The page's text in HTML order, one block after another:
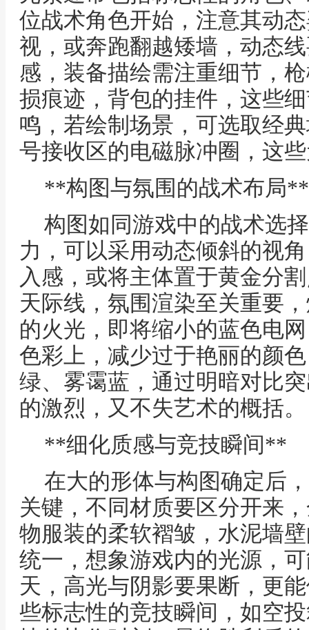
位战术角色开始，注意其动
视，或奔跑翻越矮墙，动态
感，装备描绘需注重细节，
损痕迹，背包的挂件，这些
鸣，若绘制场景，可选取经
号接收区的电磁脉冲圈，这
**构图与氛围的战术布局**
构图如同游戏中的战术选
力，可以采用动态倾斜的视
入感，或将主体置于黄金分
天际线，氛围渲染至关重要
的火光，即将缩小的蓝色电
色彩上，减少过于艳丽的颜
绿、雾霭蓝，通过明暗对比
的激烈，又不失艺术的概括。
**细化质感与竞技瞬间**
在大的形体与构图确定后
关键，不同材质要区分开来
物服装的柔软褶皱，水泥墙
统一，想象游戏内的光源，
天，高光与阴影要果断，更
些标志性的竞技瞬间，如空